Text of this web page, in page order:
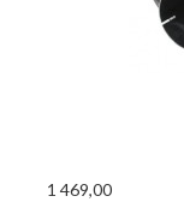
1 469,00